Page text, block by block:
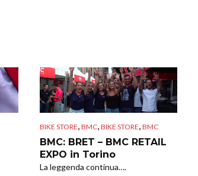
BIKE STORE, BMC, BIKE STORE, BMC
BMC: BRET – BMC RETAIL
EXPO in Torino
La leggenda continua….